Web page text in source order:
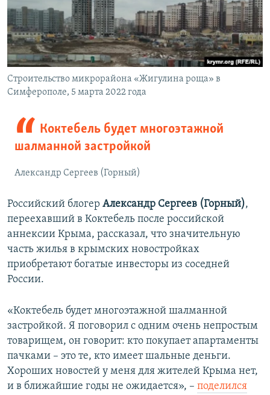
Строительство микрорайона «Жигулина роща» в
Симферополе, 5 марта 2022 года
Коктебель будет многоэтажной
шалманной застройкой
Александр Сергеев (Горный)
Российский блогер Александр Сергеев (Горный),
переехавший в Коктебель после российской
аннексии Крыма, рассказал, что значительную
часть жилья в крымских новостройках
приобретают богатые инвесторы из соседней
России.
«Коктебель будет многоэтажной шалманной
застройкой. Я поговорил с одним очень непростым
товарищем, он говорит: кто покупает апартаменты
пачками – это те, кто имеет шальные деньги.
Хороших новостей у меня для жителей Крыма нет,
и в ближайшие годы не ожидается», – поделился